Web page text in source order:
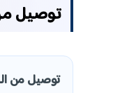
توصيل
توصيل من